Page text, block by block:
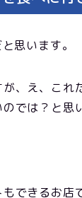
思います。
、え、これ
では？と思
できるお店